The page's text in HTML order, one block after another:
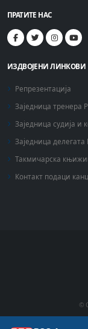
ПРАТИТЕ НАС
ИЗДВОЈЕНИ ЛИНКОВИ
Репрезентација
Заједница тренера
Заједница судија и
Заједница делегата
Такмичарска
Контакт подаци
©